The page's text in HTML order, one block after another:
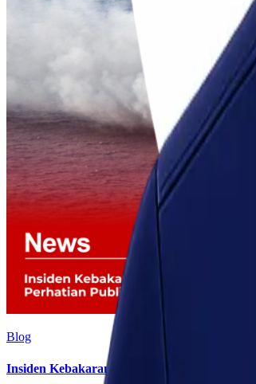
Blog
Insiden Kebakaran KM Mutiara Sentosa II